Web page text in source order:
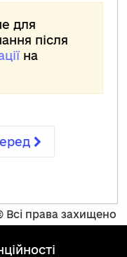
для
після
на
Всі права захищено